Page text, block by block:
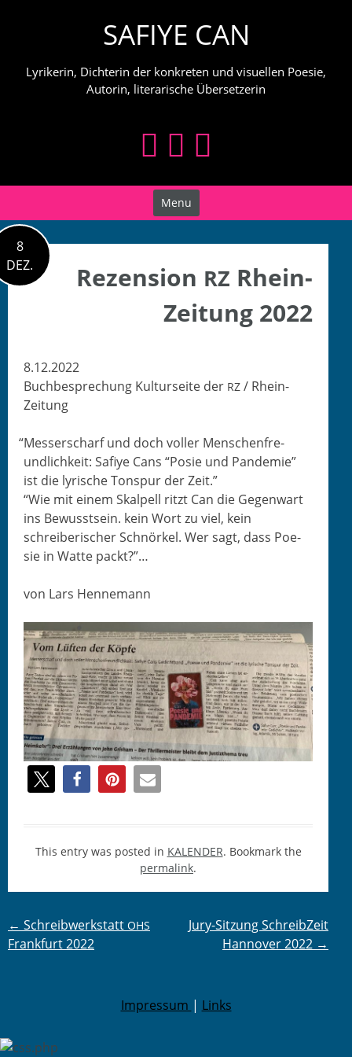
SAFIYE CAN
Lyrikerin, Dichterin der konkreten und visuellen Poesie,
Autorin, literarische Übersetzerin
Menu
8
DEZ.
Rezension RZ Rhein-
Zeitung 2022
8.12.2022
Buchbe­sprechung Kul­tur­seite der RZ / Rhein-
Zeitung
“Messer­scharf und doch voller Men­schen­fre­
undlichkeit: Safiye Cans “Posie und Pan­demie”
ist die lyrische Ton­spur der Zeit.”
“Wie mit einem Skalpell ritzt Can die Gegen­wart
ins Bewusst­sein. kein Wort zu viel, kein
schreiberisch­er Schnörkel. Wer sagt, dass Poe­
sie in Wat­te packt?”…
von Lars Hennemann
This entry was posted in KALENDER. Bookmark the
permalink.
Post
← Schreibwerkstatt OHS
Frankfurt 2022
Jury-Sitzung SchreibZeit
Hannover 2022 →
Impressum | Links